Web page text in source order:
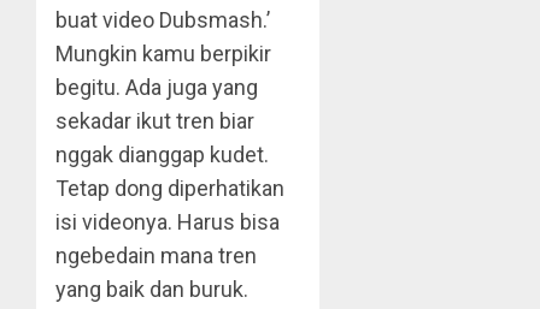
buat video Dubsmash.’
Mungkin kamu berpikir
begitu. Ada juga yang
sekadar ikut tren biar
nggak dianggap kudet.
Tetap dong diperhatikan
isi videonya. Harus bisa
ngebedain mana tren
yang baik dan buruk.